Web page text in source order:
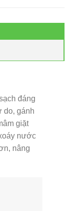
đáng
do, gánh
giặt
nước
nâng